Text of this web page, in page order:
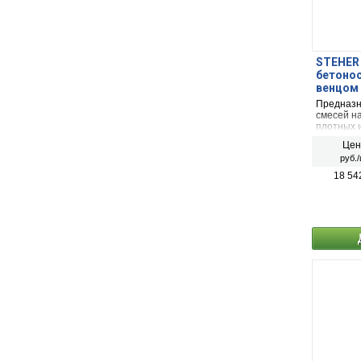
венцом
смесей
плотных
руб./
18